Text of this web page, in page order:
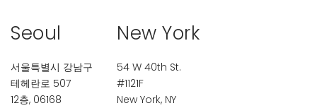
Seoul
서울특별시 강남구
테헤란로 507
12층, 06168
New York
54 W 40th St.
#1121F
New York, NY